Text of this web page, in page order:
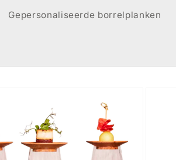
Gepersonaliseerde borrelplanken